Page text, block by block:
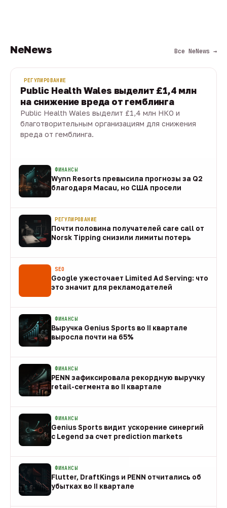
NeNews Все NeNews →
РЕГУЛИРОВАНИЕ
Public Health Wales выделит £1,4 млн
на снижение вреда от гемблинга
Public Health Wales выделит £1,4 млн НКО и
благотворительным организациям для снижения
вреда от гемблинга.
ФИНАНСЫ
Wynn Resorts превысила прогнозы за Q2
благодаря Macau, но США просели
РЕГУЛИРОВАНИЕ
Почти половина получателей care call от
Norsk Tipping снизили лимиты потерь
SEO
Google ужесточает Limited Ad Serving: что
это значит для рекламодателей
ФИНАНСЫ
Выручка Genius Sports во II квартале
выросла почти на 65%
ФИНАНСЫ
PENN зафиксировала рекордную выручку
retail-сегмента во II квартале
ФИНАНСЫ
Genius Sports видит ускорение синергий
с Legend за счет prediction markets
ФИНАНСЫ
Flutter, DraftKings и PENN отчитались об
убытках во II квартале